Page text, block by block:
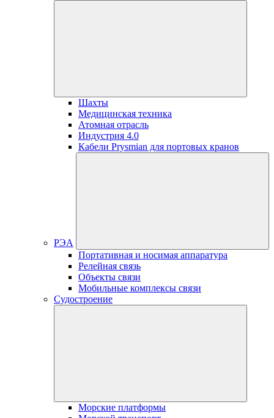
Шахты
Медицинская техника
Атомная отрасль
Индустрия 4.0
Кабели Prysmian для портовых кранов
РЭА
Портативная и носимая аппаратура
Релейная связь
Объекты связи
Мобильные комплексы связи
Судостроение
Морские платформы